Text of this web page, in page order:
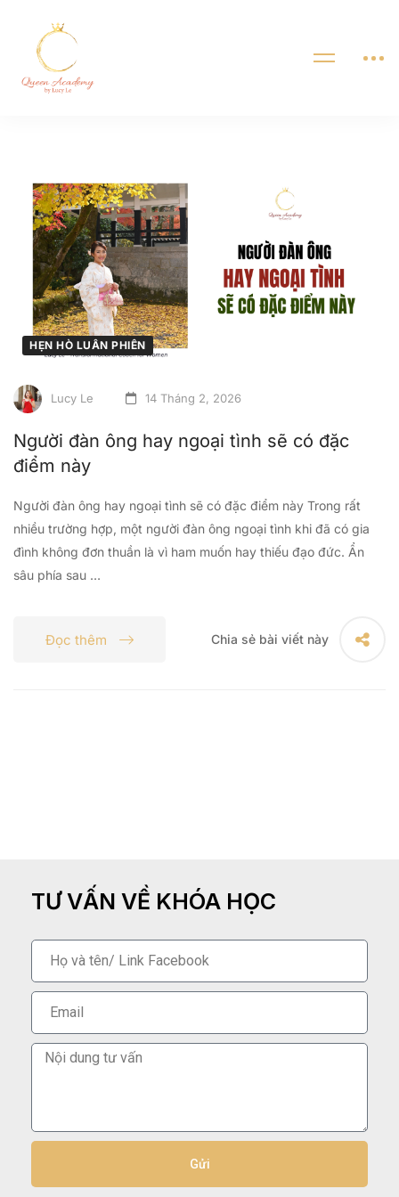
HẸN HÒ LUÂN PHIÊN
Lucy Le 14 Tháng 2, 2026
Người đàn ông hay ngoại tình sẽ có đặc
điểm này
Người đàn ông hay ngoại tình sẽ có đặc điểm này Trong rất
nhiều trường hợp, một người đàn ông ngoại tình khi đã có gia
đình không đơn thuần là vì ham muốn hay thiếu đạo đức. Ẩn
sâu phía sau …
Đọc thêm Chia sẻ bài viết này
TƯ VẤN VỀ KHÓA HỌC
Gửi